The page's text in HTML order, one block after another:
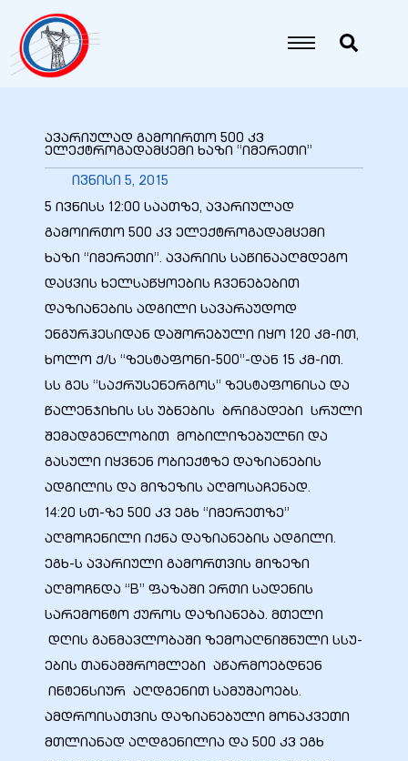
ავარიულად გამოირთო 500 კვ
ელექტროგადამცემი ხაზი “იმერეთი”
ივნისი 5, 2015
5 ივნისს 12:00 საათზე, ავარიულად
გამოირთო 500 კვ ელექტროგადამცემი
ხაზი “იმერეთი”. ავარიის საწინააღმდეგო
დაცვის ხელსაწყოების ჩვენებებით
დაზიანების ადგილი სავარაუდოდ
ენგურჰესიდან დაშორებული იყო 120 კმ-ით,
ხოლო ქ/ს “ზესტაფონი-500”-დან 15 კმ-ით.
სს გეს “საქრუსენერგოს” ზესტაფონისა და
წალენჯიხის სს უბნების ბრიგადები სრული
შემადგენლობით მობილიზებულნი და
გასული იყვნენ ობიექტზე დაზიანების
ადგილის და მიზეზის აღმოსაჩენად.
14:20 სთ-ზე 500 კვ ეგხ “იმერეთზე”
აღმოჩენილი იქნა დაზიანების ადგილი.
ეგხ-ს ავარიული გამორთვის მიზეზი
აღმოჩნდა “B” ფაზაში ერთი სადენის
სარემონტო ქუროს დაზიანება. მთელი
დღის განმავლობაში ზემოაღნიშნული სსუ-
ების თანამშრომლები აწარმოებდნენ
ინტენსიურ აღდგენით სამუშაოებს.
ამდროისათვის დაზიანებული მონაკვეთი
მთლიანად აღდგენილია და 500 კვ ეგხ